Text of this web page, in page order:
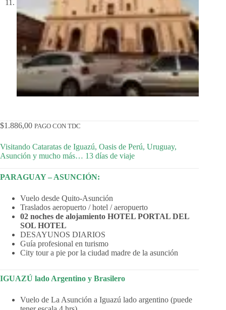
$1.886,00 PAGO CON TDC
Visitando Cataratas de Iguazú, Oasis de Perú, Uruguay,
Asunción y mucho más… 13 días de viaje
PARAGUAY – ASUNCIÓN:
Vuelo desde Quito-Asunción
Traslados aeropuerto / hotel / aeropuerto
02 noches de alojamiento HOTEL PORTAL DEL
SOL HOTEL
DESAYUNOS DIARIOS
Guía profesional en turismo
City tour a pie por la ciudad madre de la asunción
IGUAZÚ lado Argentino y Brasilero
Vuelo de La Asunción a Iguazú lado argentino (puede